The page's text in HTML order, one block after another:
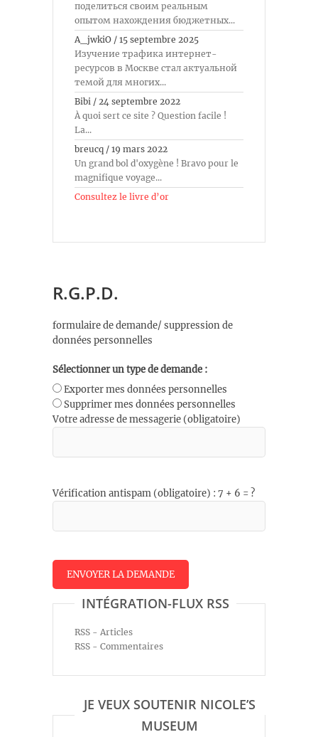
поделиться своим реальным
опытом нахождения бюджетных...
A_jwkiO / 15 septembre 2025
Изучение трафика интернет-
ресурсов в Москве стал актуальной
темой для многих...
Bibi / 24 septembre 2022
À quoi sert ce site ? Question facile !
La...
breucq / 19 mars 2022
Un grand bol d'oxygène ! Bravo pour le
magnifique voyage...
Consultez le livre d’or
R.G.P.D.
formulaire de demande/ suppression de
données personnelles
Sélectionner un type de demande :
Exporter mes données personnelles
Supprimer mes données personnelles
Votre adresse de messagerie (obligatoire)
Vérification antispam (obligatoire) : 7 + 6 = ?
INTÉGRATION-FLUX RSS
RSS - Articles
RSS - Commentaires
JE VEUX SOUTENIR NICOLE’S
MUSEUM